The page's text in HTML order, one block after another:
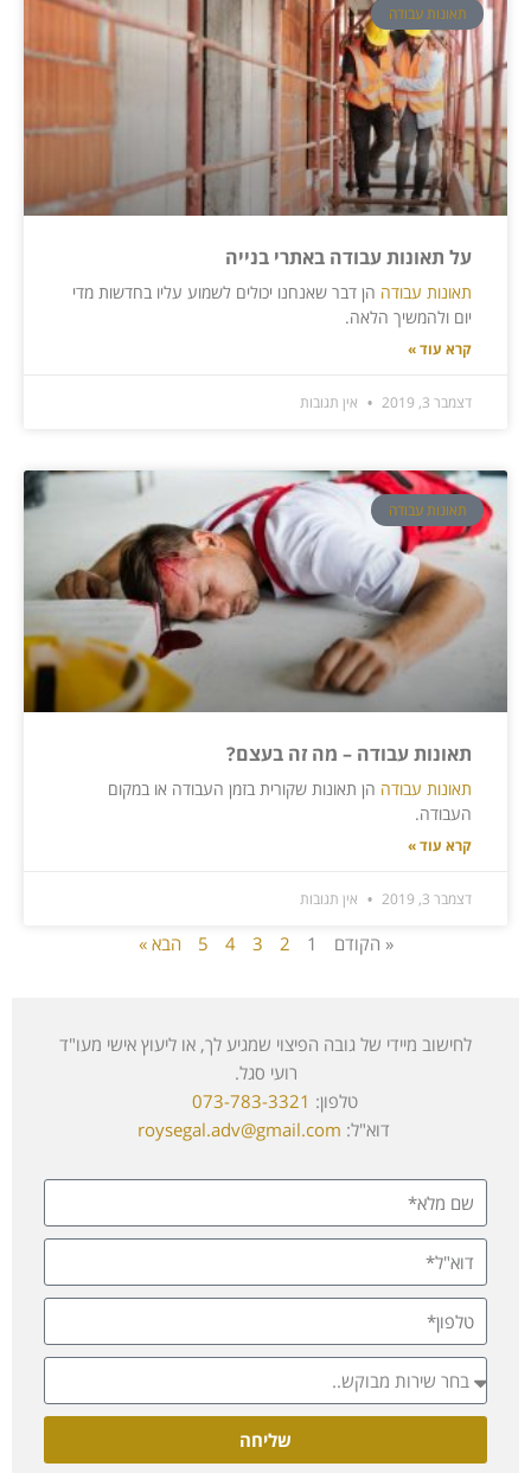
תאונות עבודה
על תאונות עבודה באתרי בנייה
תאונות עבודה הן דבר שאנחנו יכולים לשמוע עליו בחדשות מדי
יום ולהמשיך הלאה.
קרא עוד »
דצמבר 3, 2019 אין תגובות
תאונות עבודה
תאונות עבודה – מה זה בעצם?
תאונות עבודה הן תאונות שקורית בזמן העבודה או במקום
העבודה.
קרא עוד »
דצמבר 3, 2019 אין תגובות
« הקודם 1
2
3
4
5 הבא »
לחישוב מיידי של גובה הפיצוי שמגיע לך, או ליעוץ אישי מעו"ד
רועי סגל.
טלפון: 073-783-3321
דוא"ל: roysegal.adv@gmail.com
שליחה